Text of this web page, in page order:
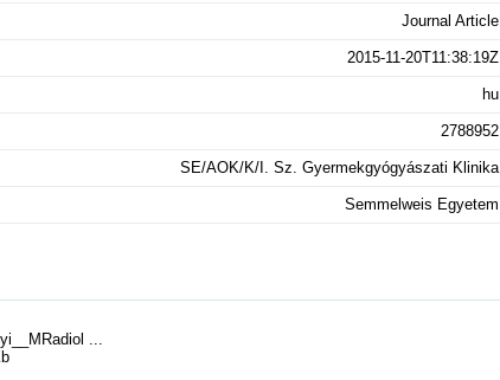
Journal Article
2015-11-20T11:38:19Z
hu
2788952
SE/AOK/K/I. Sz. Gyermekgyógyászati Klinika
Semmelweis Egyetem
...